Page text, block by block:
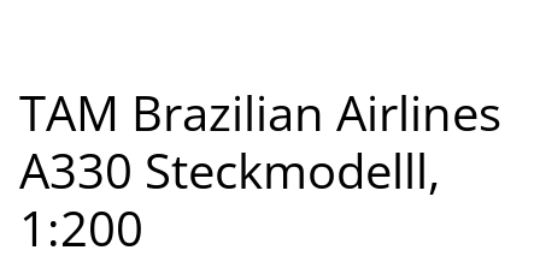
TAM Brazilian Airlines
A330 Steckmodelll,
1:200